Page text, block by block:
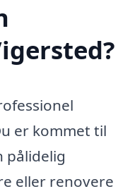
er kommet til
pålidelig
eller renovere